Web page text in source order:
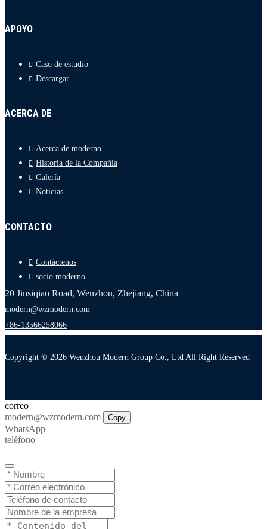
APOYO
Caso de estudio
Descargar
ACERCA DE
Acerca de moderno
Historia de la Compañía
Galería
Noticias
CONTACTO
Contáctenos
socio moderno
20 Jinsiqiao Road, Wenzhou, Zhejiang, China
modern@wzmodern.com
+86-13566258066
Copyright © 2026 Wenzhou Modern Group Co., Ltd All Right Reserved
correo
modern@wzmodern.com
Copy
WhatsApp
teléfono